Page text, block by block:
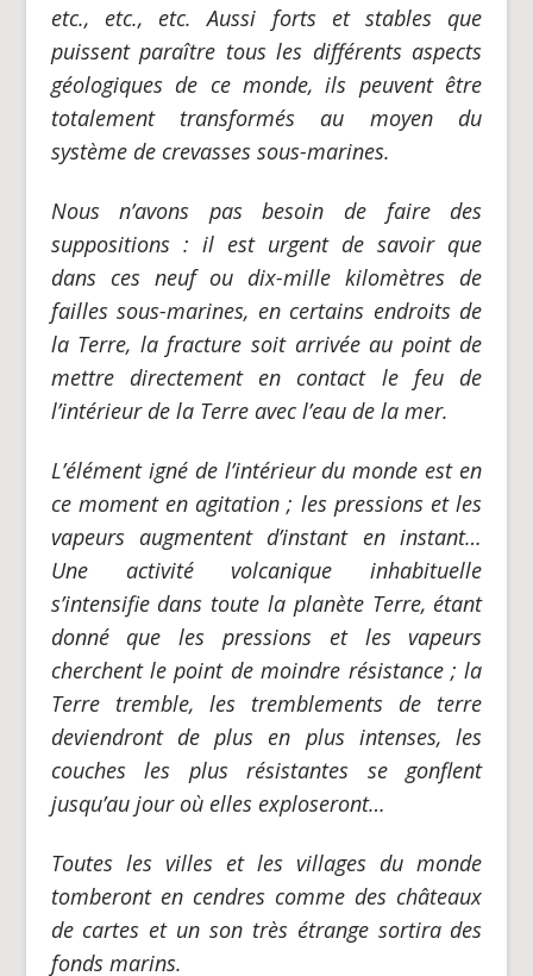
etc., etc., etc. Aussi forts et stables que
puissent paraître tous les différents aspects
géologiques de ce monde, ils peuvent être
totalement transformés au moyen du
système de crevasses sous-marines.
Nous n’avons pas besoin de faire des
suppositions : il est urgent de savoir que
dans ces neuf ou dix-mille kilomètres de
failles sous-marines, en certains endroits de
la Terre, la fracture soit arrivée au point de
mettre directement en contact le feu de
l’intérieur de la Terre avec l’eau de la mer.
L’élément igné de l’intérieur du monde est en
ce moment en agitation ; les pressions et les
vapeurs augmentent d’instant en instant…
Une activité volcanique inhabituelle
s’intensifie dans toute la planète Terre, étant
donné que les pressions et les vapeurs
cherchent le point de moindre résistance ; la
Terre tremble, les tremblements de terre
deviendront de plus en plus intenses, les
couches les plus résistantes se gonflent
jusqu’au jour où elles exploseront…
Toutes les villes et les villages du monde
tomberont en cendres comme des châteaux
de cartes et un son très étrange sortira des
fonds marins.